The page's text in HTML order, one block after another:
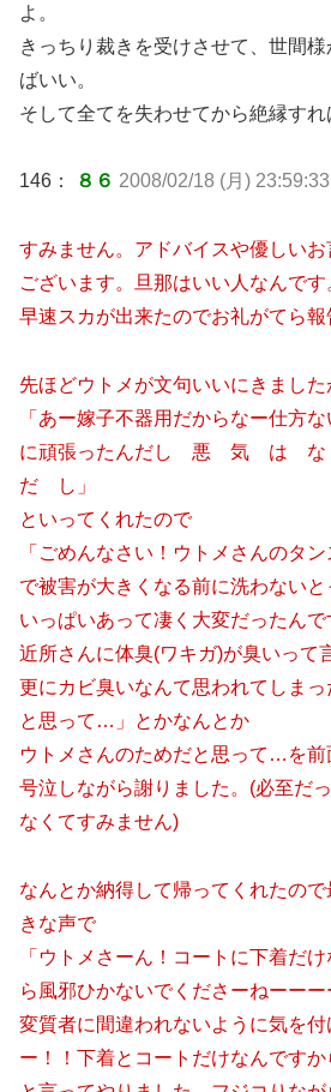
よ。
きっちり裁きを受けさせて、世間
ばいい。
そして全てを失わせてから絶縁すれ
146： ８６ 2008/02/18 (月) 23:59:33
すみません。アドバイスや優しいお
ございます。旦那はいい人なんです
早速スカが出来たのでお礼がてら報
先ほどウトメが文句いいにきまし
「あー嫁子不器用だからなー仕方
に頑張ったんだし 悪 気
だ し」
といってくれたので
「ごめんなさい！ウトメさんのタ
で被害が大きくなる前に洗わない
いっぱいあって凄く大変だったん
近所さんに体臭(ワキガ)が臭いって
更にカビ臭いなんて思われてしまっ
と思って…」とかなんとか
ウトメさんのためだと思って…を前
号泣しながら謝りました。(必至だ
なくてすみません)
なんとか納得して帰ってくれたの
きな声で
「ウトメさーん！コートに下着だ
ら風邪ひかないでくださーねーーー
変質者に間違われないように気を
ー！！下着とコートだけなんですか